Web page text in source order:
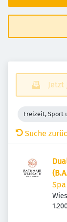
Freizeit, Sport
Suche